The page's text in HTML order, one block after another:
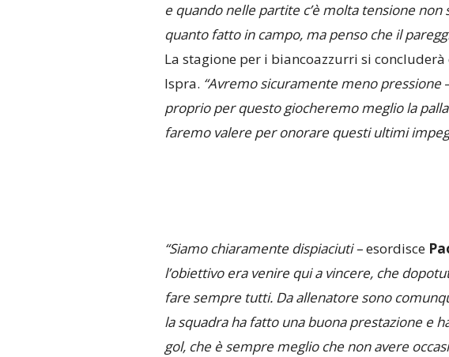
e quando nelle partite c’è molta tensione
quanto fatto in campo, ma penso che il
La stagione per i biancoazzurri si
Ispra. “Avremo sicuramente meno pressione
proprio per questo giocheremo meglio la
faremo valere per onorare questi ultimi
“Siamo chiaramente dispiaciuti –esordisce
l’obiettivo era venire qui a vincere, che
fare sempre tutti. Da allenatore sono
la squadra ha fatto una buona prestazione e
gol, che è sempre meglio che non avere